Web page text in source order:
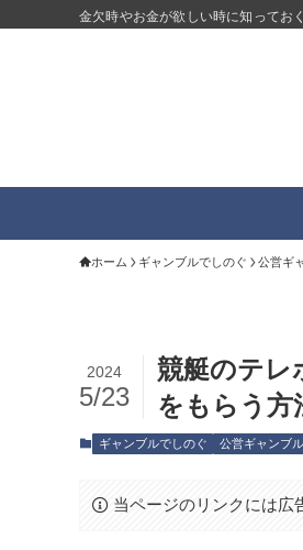
金欠時やお金が欲しい時に知ってお
ホーム ギャンブルでしのぐ 公営ギ
競艇のテレ
をもらう方
2024
5/23
ギャンブルでしのぐ 公営ギャンブル
当ページのリンクには広